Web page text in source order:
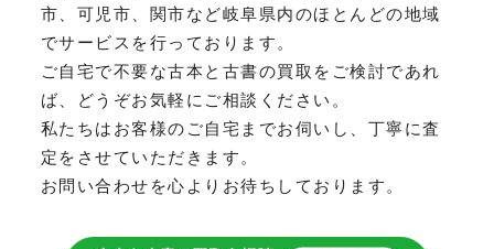
市、可児市、関市など岐阜県内のほとんどの地域
でサービスを行っております。
ご自宅で不要な古本と古書の買取をご検討であれ
ば、どうぞお気軽にご相談ください。
私たちはお客様のご自宅までお伺いし、丁寧に査
定をさせていただきます。
お問い合わせを心よりお待ちしております。